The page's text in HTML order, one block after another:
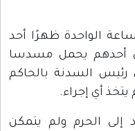
دخل في الساعة الواحدة ظهرًا أحد
أحدهم يحمل مسدسا
السدنة بالحاكم
أي إجراء.
دخل اليهود إلى الحرم ولم يتمكن